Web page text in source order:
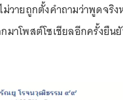
วายถูกตั้งคำถามว่าพูดจริ
มาโพสต์โซเชียลอีกครั้งยืน